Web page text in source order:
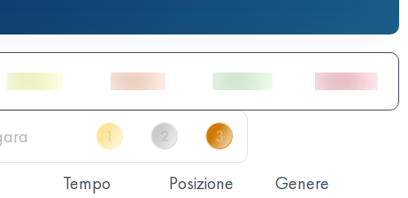
Tempo Posizione Genere